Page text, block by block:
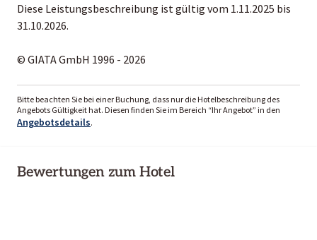
Diese Leistungsbeschreibung ist gültig vom 1.11.2025 bis
31.10.2026.
© GIATA GmbH 1996 - 2026
Bitte beachten Sie bei einer Buchung, dass nur die Hotelbeschreibung des
Angebots Gültigkeit hat. Diesen finden Sie im Bereich “Ihr Angebot” in den
Angebotsdetails.
Bewertungen zum Hotel